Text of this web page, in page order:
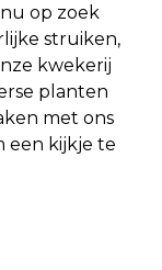
op zoek
struiken,
kwekerij
planten
met ons
een kijkje te